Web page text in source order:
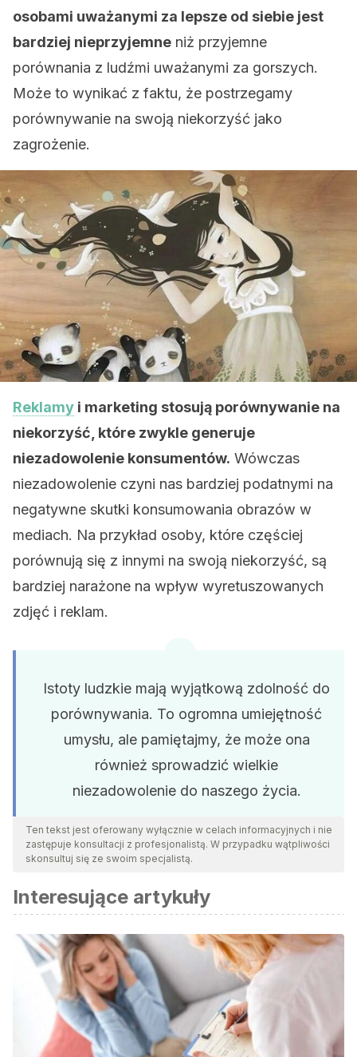
osobami uważanymi za lepsze od siebie jest
bardziej nieprzyjemne niż przyjemne
porównania z ludźmi uważanymi za gorszych.
Może to wynikać z faktu, że postrzegamy
porównywanie na swoją niekorzyść jako
zagrożenie.
Reklamy i marketing stosują porównywanie na
niekorzyść, które zwykle generuje
niezadowolenie konsumentów. Wówczas
niezadowolenie czyni nas bardziej podatnymi na
negatywne skutki konsumowania obrazów w
mediach. Na przykład osoby, które częściej
porównują się z innymi na swoją niekorzyść, są
bardziej narażone na wpływ wyretuszowanych
zdjęć i reklam.
Istoty ludzkie mają wyjątkową zdolność do
porównywania. To ogromna umiejętność
umysłu, ale pamiętajmy, że może ona
również sprowadzić wielkie
niezadowolenie do naszego życia.
Ten tekst jest oferowany wyłącznie w celach informacyjnych i nie
zastępuje konsultacji z profesjonalistą. W przypadku wątpliwości
skonsultuj się ze swoim specjalistą.
Interesujące artykuły